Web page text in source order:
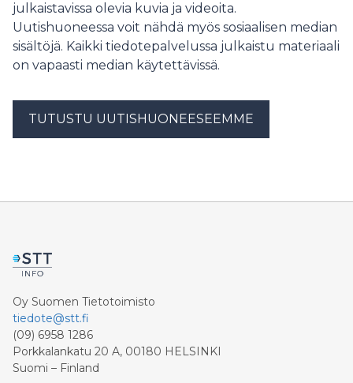
julkaistavissa olevia kuvia ja videoita.
Uutishuoneessa voit nähdä myös sosiaalisen median
sisältöjä. Kaikki tiedotepalvelussa julkaistu materiaali
on vapaasti median käytettävissä.
TUTUSTU UUTISHUONEESEEMME
Oy Suomen Tietotoimisto
tiedote@stt.fi
(09) 6958 1286
Porkkalankatu 20 A, 00180 HELSINKI
Suomi – Finland